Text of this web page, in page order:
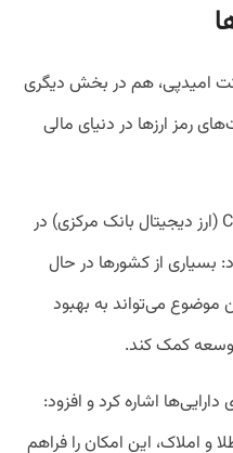
امیدپی، هم در بخش دیگری
رمز ارزها در دنیای مالی
او از توسعه استیبل کوین‌ها و CBDC (ارز دیجیتال بانک مرکزی) در
از کشورها در حال
موضوع می‌تواند به بهبود
کمک کند.
اشاره کرد و افزود:
و املاک، این امکان را فراهم